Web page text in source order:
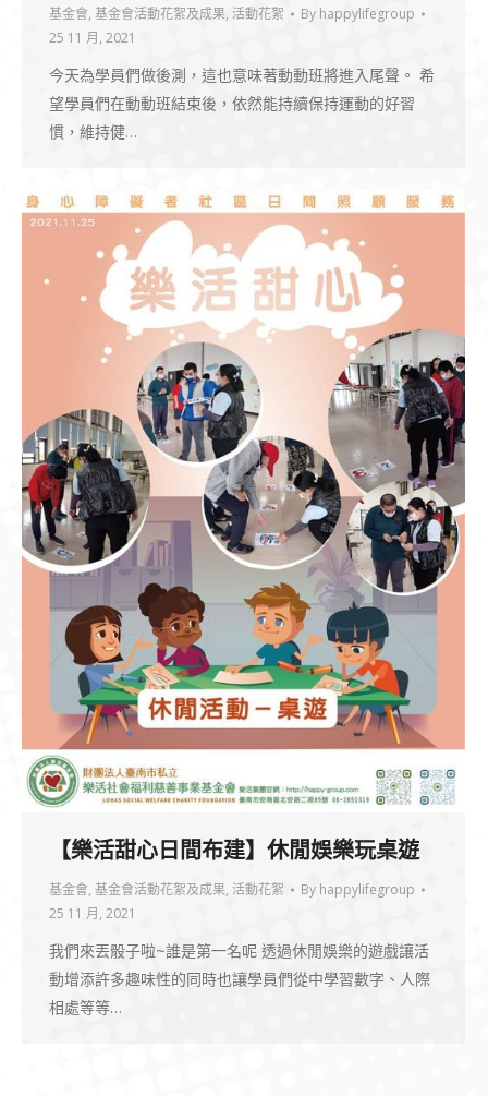
基金會, 基金會活動花絮及成果, 活動花絮 By happylifegroup
25 11 月, 2021
今天為學員們做後測，這也意味著動動班將進入尾聲。 希
望學員們在動動班結束後，依然能持續保持運動的好習
慣，維持健…
【樂活甜心日間布建】休閒娛樂玩桌遊
基金會, 基金會活動花絮及成果, 活動花絮 By happylifegroup
25 11 月, 2021
我們來丟骰子啦~誰是第一名呢 透過休閒娛樂的遊戲讓活
動增添許多趣味性的同時也讓學員們從中學習數字、人際
相處等等…